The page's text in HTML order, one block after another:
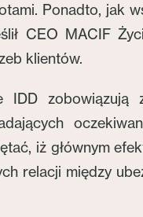
Ponadto, jak
CEO MACIF
klientów.
iż głównym
relacji między